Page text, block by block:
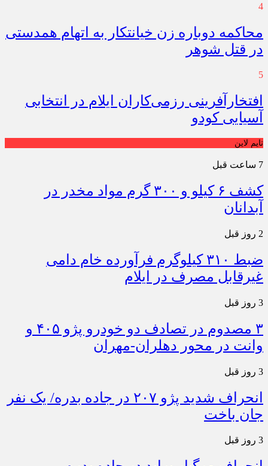
4
محاکمه دوباره زن خیانتکار به اتهام همدستی
در قتل شوهر
5
افتخارآفرینی رزمی‌کاران ایلام در انتخابی
آسیایی کودو
تایم لاین
7 ساعت قبل
کشف ۶ کیلو و ۳۰۰ گرم مواد مخدر در
آبدانان
2 روز قبل
ضبط ۳۱۰ کیلوگرم فرآورده خام دامی
غیرقابل مصرف در ایلام
3 روز قبل
۳ مصدوم در تصادف دو خودرو پژو ۴۰۵ و
وانت در محور دهلران-مهران
3 روز قبل
انحراف شدید پژو ۲۰۷ در جاده بدره/ یک نفر
جان باخت
3 روز قبل